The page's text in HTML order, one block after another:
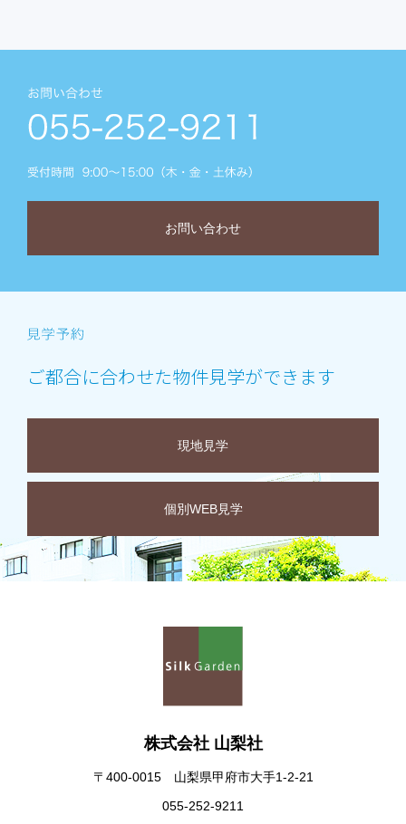
お問い合わせ
ご都合に合わせた物件見学ができます
現地見学
個別WEB見学
株式会社 山梨社
〒400-0015 山梨県甲府市大手1-2-21
055-252-9211